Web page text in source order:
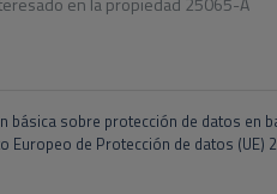
básica sobre protección de datos en
Europeo de Protección de datos (UE)